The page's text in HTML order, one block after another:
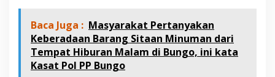
i
g
e
l
a
Baca Juga : Masyarakat Pertanyakan
Keberadaan Barang Sitaan Minuman dari
Tempat Hiburan Malam di Bungo, ini kata
Kasat Pol PP Bungo